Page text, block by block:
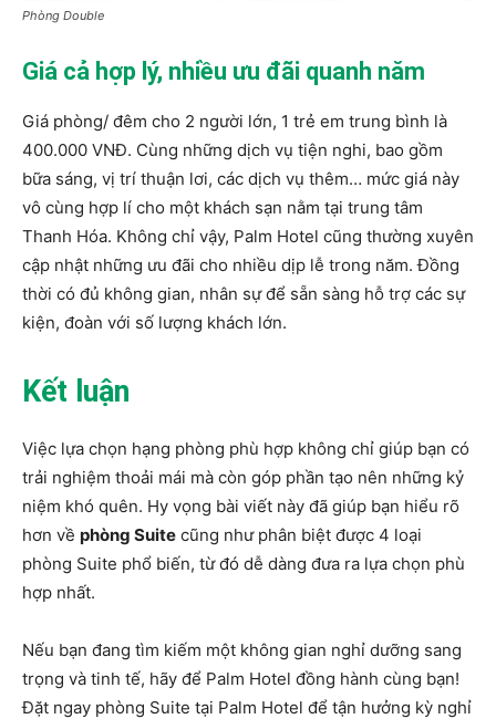
Phòng Double
Giá cả hợp lý, nhiều ưu đãi quanh năm
Giá phòng/ đêm cho 2 người lớn, 1 trẻ em trung bình là
400.000 VNĐ. Cùng những dịch vụ tiện nghi, bao gồm
bữa sáng, vị trí thuận lơi, các dịch vụ thêm… mức giá này
vô cùng hợp lí cho một khách sạn nằm tại trung tâm
Thanh Hóa. Không chỉ vậy, Palm Hotel cũng thường xuyên
cập nhật những ưu đãi cho nhiều dịp lễ trong năm. Đồng
thời có đủ không gian, nhân sự để sẵn sàng hỗ trợ các sự
kiện, đoàn với số lượng khách lớn.
Kết luận
Việc lựa chọn hạng phòng phù hợp không chỉ giúp bạn có
trải nghiệm thoải mái mà còn góp phần tạo nên những kỷ
niệm khó quên. Hy vọng bài viết này đã giúp bạn hiểu rõ
hơn về phòng Suite cũng như phân biệt được 4 loại
phòng Suite phổ biến, từ đó dễ dàng đưa ra lựa chọn phù
hợp nhất.
Nếu bạn đang tìm kiếm một không gian nghỉ dưỡng sang
trọng và tinh tế, hãy để Palm Hotel đồng hành cùng bạn!
Đặt ngay phòng Suite tại Palm Hotel để tận hưởng kỳ nghỉ